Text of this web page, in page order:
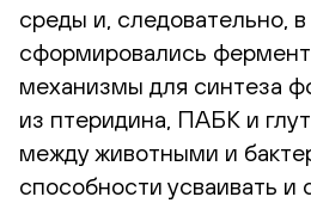
среды и, следовательно, в
сформировались
механизмы для синтеза
из птеридина, ПАБК и
между животными и
способности усваивать и